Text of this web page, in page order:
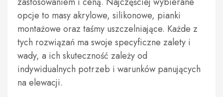
opcje to masy akrylowe, silikonowe, pianki
montażowe oraz taśmy uszczelniające. Każde z
tych rozwiązań ma swoje specyficzne zalety i
wady, a ich skuteczność zależy od
indywidualnych potrzeb i warunków panujących
na elewacji.